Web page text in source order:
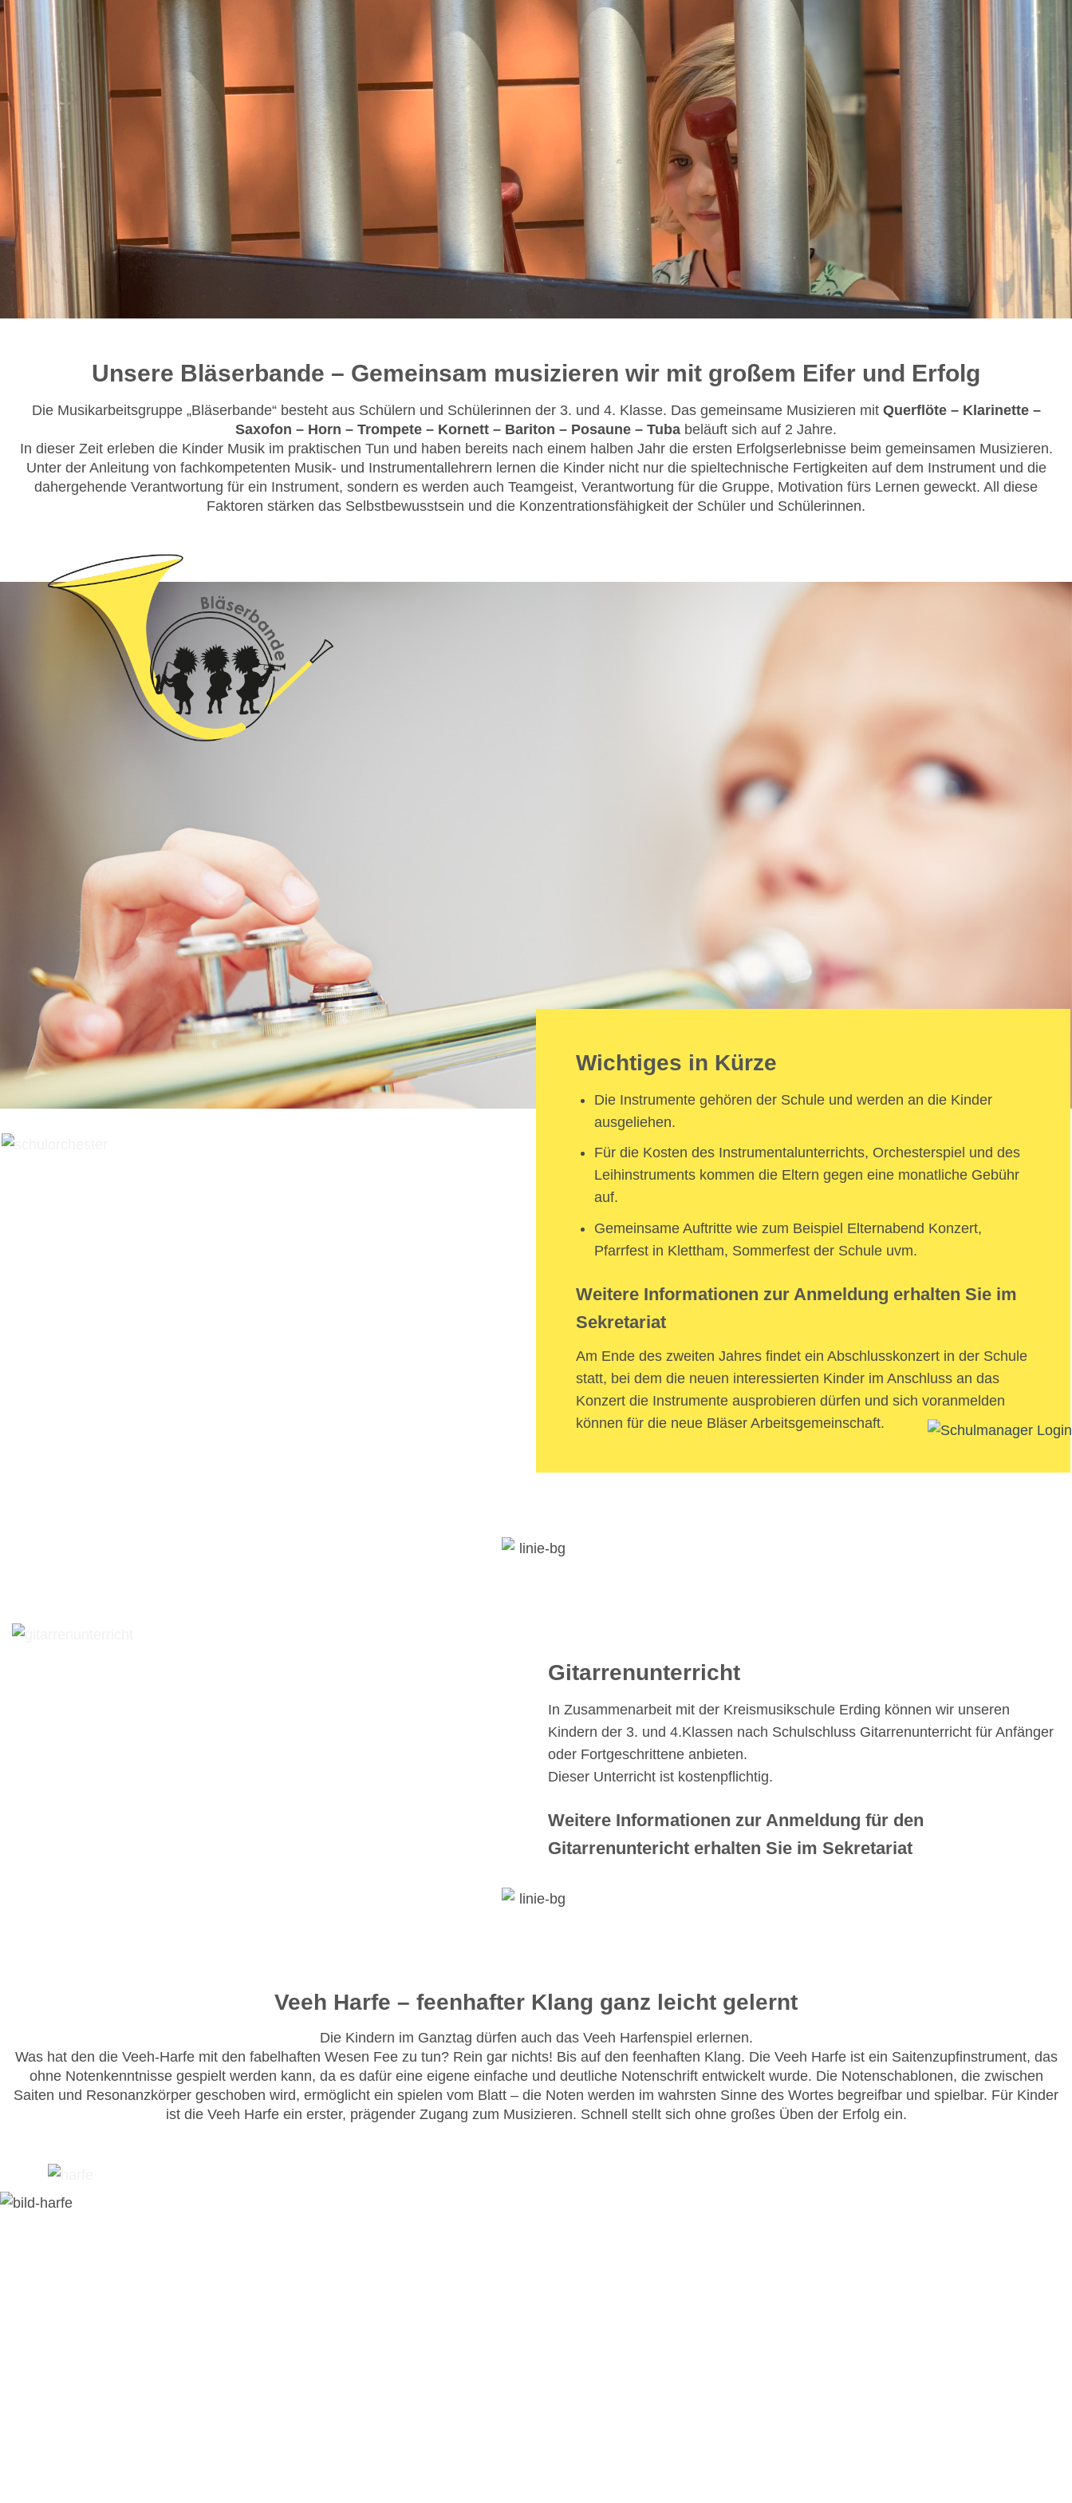
Unsere Bläserbande – Gemeinsam musizieren wir mit großem Eifer und Erfolg
Die Musikarbeitsgruppe „Bläserbande“ besteht aus Schülern und Schülerinnen der 3. und 4. Klasse. Das gemeinsame Musizieren mit Querflöte – Klarinette –
Saxofon – Horn – Trompete – Kornett – Bariton – Posaune – Tuba beläuft sich auf 2 Jahre.
In dieser Zeit erleben die Kinder Musik im praktischen Tun und haben bereits nach einem halben Jahr die ersten Erfolgserlebnisse beim gemeinsamen Musizieren.
Unter der Anleitung von fachkompetenten Musik- und Instrumentallehrern lernen die Kinder nicht nur die spieltechnische Fertigkeiten auf dem Instrument und die
dahergehende Verantwortung für ein Instrument, sondern es werden auch Teamgeist, Verantwortung für die Gruppe, Motivation fürs Lernen geweckt. All diese
Faktoren stärken das Selbstbewusstsein und die Konzentrationsfähigkeit der Schüler und Schülerinnen.
Wichtiges in Kürze
Die Instrumente gehören der Schule und werden an die Kinder
ausgeliehen.
Für die Kosten des Instrumentalunterrichts, Orchesterspiel und des
Leihinstruments kommen die Eltern gegen eine monatliche Gebühr
auf.
Gemeinsame Auftritte wie zum Beispiel Elternabend Konzert,
Pfarrfest in Klettham, Sommerfest der Schule uvm.
Weitere Informationen zur Anmeldung erhalten Sie im
Sekretariat
Am Ende des zweiten Jahres findet ein Abschlusskonzert in der Schule
statt, bei dem die neuen interessierten Kinder im Anschluss an das
Konzert die Instrumente ausprobieren dürfen und sich voranmelden
können für die neue Bläser Arbeitsgemeinschaft.
Gitarrenunterricht
In Zusammenarbeit mit der Kreismusikschule Erding können wir unseren
Kindern der 3. und 4.Klassen nach Schulschluss Gitarrenunterricht für Anfänger
oder Fortgeschrittene anbieten.
Dieser Unterricht ist kostenpflichtig.
Weitere Informationen zur Anmeldung für den
Gitarrenuntericht erhalten Sie im Sekretariat
Veeh Harfe – feenhafter Klang ganz leicht gelernt
Die Kindern im Ganztag dürfen auch das Veeh Harfenspiel erlernen.
Was hat den die Veeh-Harfe mit den fabelhaften Wesen Fee zu tun? Rein gar nichts! Bis auf den feenhaften Klang. Die Veeh Harfe ist ein Saitenzupfinstrument, das
ohne Notenkenntnisse gespielt werden kann, da es dafür eine eigene einfache und deutliche Notenschrift entwickelt wurde. Die Notenschablonen, die zwischen
Saiten und Resonanzkörper geschoben wird, ermöglicht ein spielen vom Blatt – die Noten werden im wahrsten Sinne des Wortes begreifbar und spielbar. Für Kinder
ist die Veeh Harfe ein erster, prägender Zugang zum Musizieren. Schnell stellt sich ohne großes Üben der Erfolg ein.